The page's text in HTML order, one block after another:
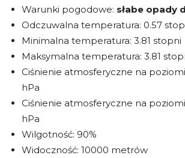
Warunki pogodowe: słabe opady
Odczuwalna temperatura: 0.57
Minimalna temperatura: 3.81 stopni
Maksymalna temperatura: 3.81
Ciśnienie atmosferyczne na
hPa
Ciśnienie atmosferyczne na
hPa
Wilgotność: 90%
Widoczność: 10000 metrów